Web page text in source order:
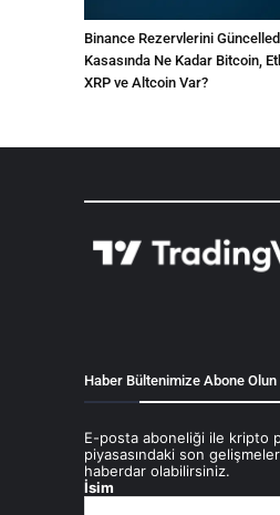
Binance Rezervlerini
Kasasında Ne Kadar Bitcoin,
XRP ve Altcoin Var?
Haber Bültenimize Abone Olun
E-posta aboneliği ile kripto
piyasasındaki son
haberdar olabilirsiniz.
İsim